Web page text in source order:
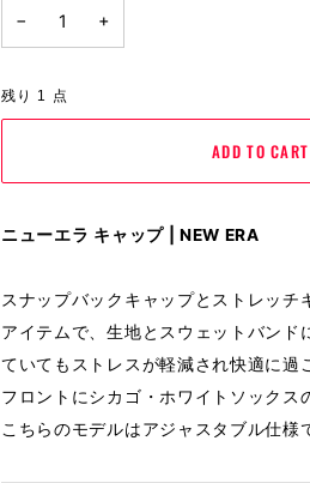
− +
残り 1 点
ADD TO CART
ニューエラ キャップ | NEW ERA
スナップバックキャップとストレッ
アイテムで、生地とスウェットバンド
ていてもストレスが軽減され快適に過
フロントにシカゴ・ホワイトソックス
こちらのモデルはアジャスタブル仕様